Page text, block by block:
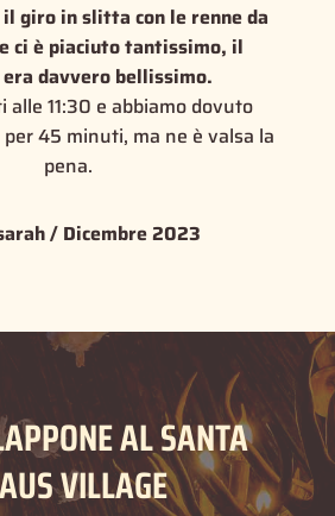
giro in slitta con le renne da
ci è piaciuto tantissimo, il
davvero bellissimo.
alle 11:30 e abbiamo dovuto
45 minuti, ma ne è valsa la
pena.
/ Dicembre 2023
AL SANTA
VILLAGE